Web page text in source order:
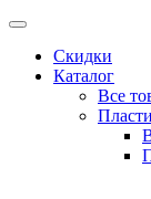
Скидки
Каталог
Все